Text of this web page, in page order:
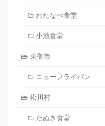
わたなべ食堂
小池食堂
東御市
ニューフライパン
松川村
たぬき食堂